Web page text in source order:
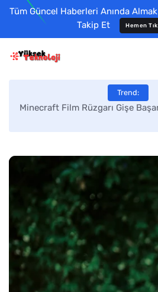
Tüm Güncel Haberleri Anında
Takip Et
Hemen
Yüksek Teknoloji |
Trend:
Minecraft Film Rüzgarı Gişe